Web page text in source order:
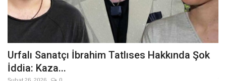
Urfalı Sanatçı İbrahim Tatlıses Hakkında Şok
İddia: Kaza...